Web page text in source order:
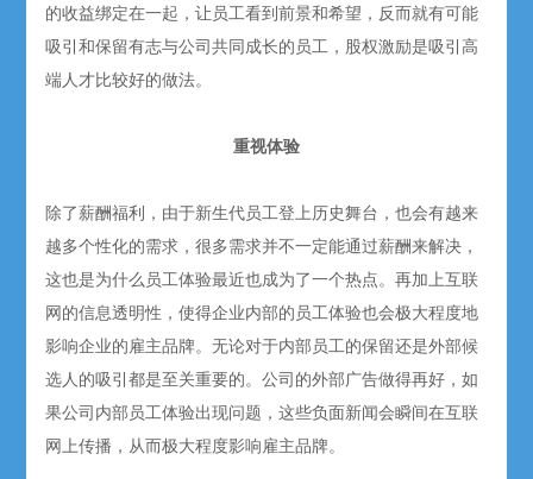
的收益绑定在一起，让员工看到前景和希望，反而就有可能
吸引和保留有志与公司共同成长的员工，股权激励是吸引高
端人才比较好的做法。
重视体验
除了薪酬福利，由于新生代员工登上历史舞台，也会有越来
越多个性化的需求，很多需求并不一定能通过薪酬来解决，
这也是为什么员工体验最近也成为了一个热点。再加上互联
网的信息透明性，使得企业内部的员工体验也会极大程度地
影响企业的雇主品牌。无论对于内部员工的保留还是外部候
选人的吸引都是至关重要的。公司的外部广告做得再好，如
果公司内部员工体验出现问题，这些负面新闻会瞬间在互联
网上传播，从而极大程度影响雇主品牌。